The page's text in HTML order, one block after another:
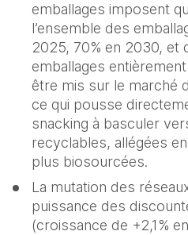
emballages imposent
l’ensemble des
2025, 70% en 2030, et
emballages
être mis sur le marché
ce qui pousse
snacking à basculer
recyclables, allégées
plus biosourcées.
La mutation des
puissance des
(croissance de +2,1%